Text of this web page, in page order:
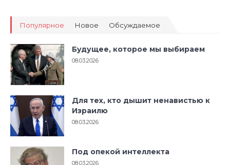
Популярное Новое Обсуждаемое
Будущее, которое мы выбираем
08.03.2026
Для тех, кто дышит ненавистью к
Израилю
08.03.2026
Под опекой интеллекта
08.03.2026